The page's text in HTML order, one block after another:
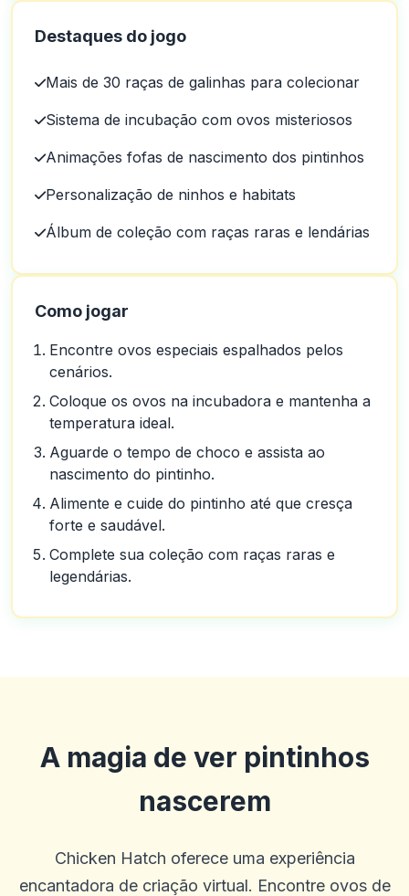
Destaques do jogo
Mais de 30 raças de galinhas para colecionar
Sistema de incubação com ovos misteriosos
Animações fofas de nascimento dos pintinhos
Personalização de ninhos e habitats
Álbum de coleção com raças raras e lendárias
Como jogar
Encontre ovos especiais espalhados pelos
cenários.
Coloque os ovos na incubadora e mantenha a
temperatura ideal.
Aguarde o tempo de choco e assista ao
nascimento do pintinho.
Alimente e cuide do pintinho até que cresça
forte e saudável.
Complete sua coleção com raças raras e
legendárias.
A magia de ver pintinhos
nascerem
Chicken Hatch oferece uma experiência
encantadora de criação virtual. Encontre ovos de